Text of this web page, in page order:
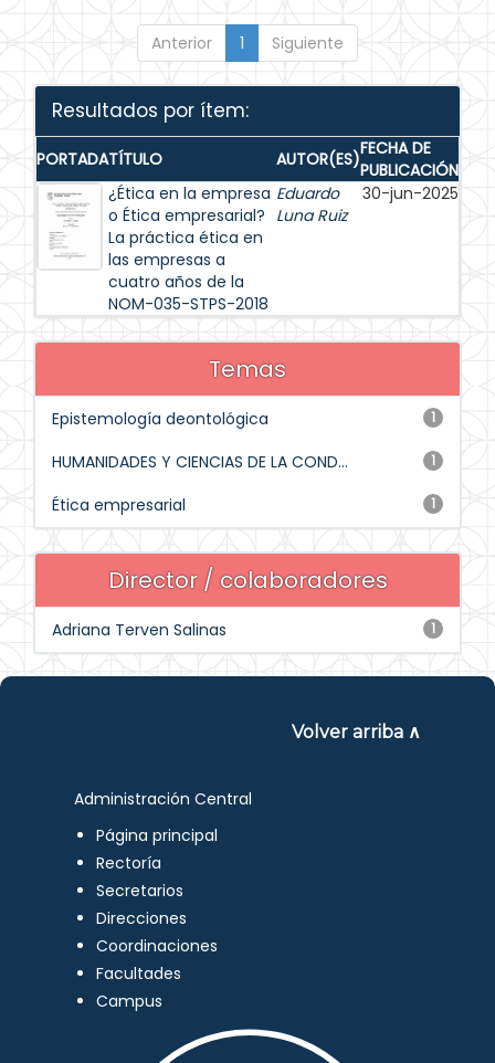
Anterior 1 Siguiente
Resultados por ítem:
PORTADATÍTULO AUTOR(ES)FECHA DE
PUBLICACIÓN
¿Ética en la empresa
o Ética empresarial?
La práctica ética en
las empresas a
cuatro años de la
NOM-035-STPS-2018
Eduardo
Luna Ruiz
30-jun-2025
Temas
1
Epistemología deontológica
1
HUMANIDADES Y CIENCIAS DE LA COND...
1
Ética empresarial
Director / colaboradores
1
Adriana Terven Salinas
Volver arriba ∧
Administración Central
Página principal
Rectoría
Secretarios
Direcciones
Coordinaciones
Facultades
Campus